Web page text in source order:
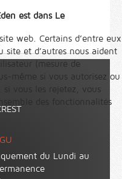
est dans Le
du Lundi au
web. Certains d’entre eux
site et d’autres nous aident
(mesure de
même si vous autorisez ou
si vous les rejetez, vous
des fonctionnalités